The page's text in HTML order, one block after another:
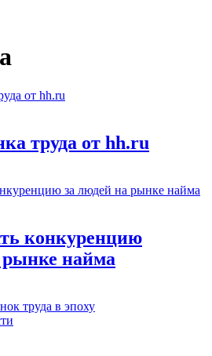
труда от hh.ru
конкуренцию
рынке найма